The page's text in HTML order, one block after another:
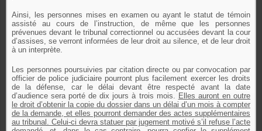
Ainsi, les personnes mises en examen ou ayant le statut de témoin
assisté au cours de l’instruction, de même que les personnes
prévenues devant le tribunal correctionnel ou accusées devant la cour
d’assises, se verront informées de leur droit au silence, et de leur droit
à un interprète.
Les personnes poursuivies par citation directe ou par convocation par
officier de police judiciaire pourront plus facilement exercer les droits
de la défense, car le délai devant être respecté avant la date
d’audience sera porté de dix jours à trois mois. Elles auront en outre
le droit d’obtenir la copie du dossier dans un délai d’un mois à compter
de la demande, et elles pourront demander des actes supplémentaires
au tribunal. Celui-ci devra statuer par jugement motivé s’il refuse l’acte